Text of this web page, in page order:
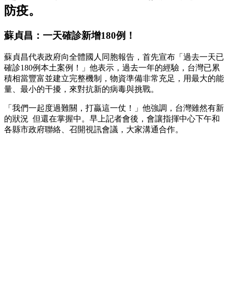
防疫。
蘇貞昌：一天確診新增180例！
蘇貞昌代表政府向全體國人同胞報告，首先宣布「過去一天已
確診180例本土案例！」他表示，過去一年的經驗，台灣已累
積相當豐富並建立完整機制，物資準備非常充足，用最大的能
量、最小的干擾，來對抗新的病毒與挑戰。
「我們一起度過難關，打贏這一仗！」他強調，台灣雖然有新
的狀況 但還在掌握中。早上記者會後，會讓指揮中心下午和
各縣市政府聯絡、召開視訊會議，大家溝通合作。